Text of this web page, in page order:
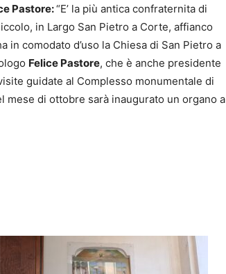
Pastore:“E’ la più antica confraternita di
in Largo San Pietro a Corte, affianco
comodato d’uso la Chiesa di San Pietro a
Felice Pastore, che è anche presidente
guidate al Complesso monumentale di
mese di ottobre sarà inaugurato un organo a